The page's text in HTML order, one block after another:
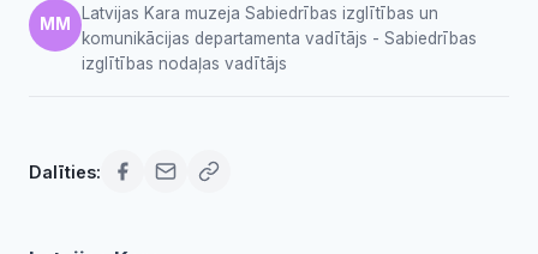
MM
Latvijas Kara muzeja Sabiedrības izglītības un
komunikācijas departamenta vadītājs - Sabiedrības
izglītības nodaļas vadītājs
Dalīties: